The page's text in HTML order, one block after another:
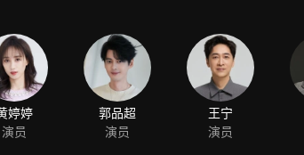
婷婷
演员
郭品超
演员
王宁
演员